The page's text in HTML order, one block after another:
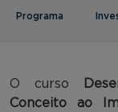
Programa
O curso
Conceito ao